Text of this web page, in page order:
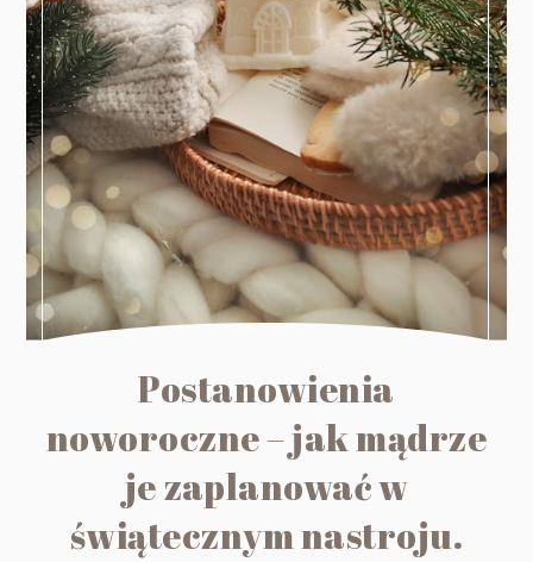
Postanowienia
noworoczne – jak mądrze
je zaplanować w
świątecznym nastroju.